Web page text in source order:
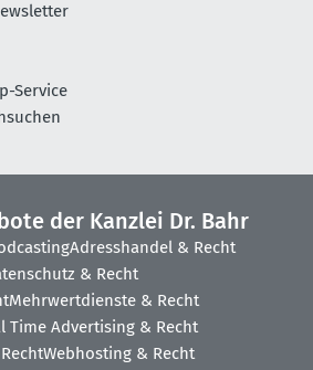
Service
der Kanzlei Dr. Bahr
Adresshandel & Recht
& Recht
Mehrwertdienste & Recht
Time Advertising & Recht
Webhosting & Recht